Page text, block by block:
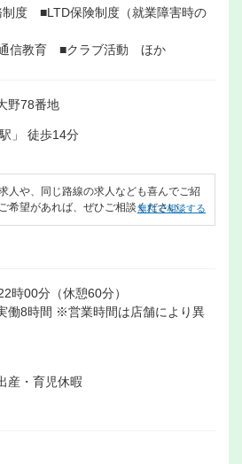
制度 ■LTD保険制度（就業障害時の
信教育 ■クラブ活動 ほか
野78番地
」 徒歩14分
人や、同じ路線の求人なども喜んでご紹
希望があれば、ぜひご相談ください。
無料で相談する
時00分（休憩60分）
働8時間 ※営業時間は店舗により異
・育児休暇